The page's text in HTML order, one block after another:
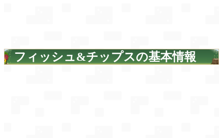
フィッシュ&チップスの基本情報